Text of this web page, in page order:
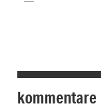
kommentare